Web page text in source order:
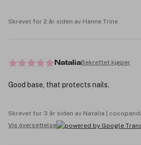
Skrevet for 2 år siden av Hanne Trine
NataliaBekreftet kjøper
Good base, that protects nails.
Skrevet for 3 år siden av Natalia |
Vis oversettelse